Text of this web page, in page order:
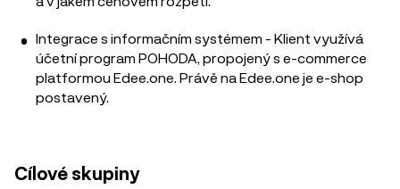
Integrace s informačním systémem - Klient využívá
účetní program POHODA, propojený s e-commerce
platformou Edee.one. Právě na Edee.one je e-shop
postavený.
Cílové skupiny